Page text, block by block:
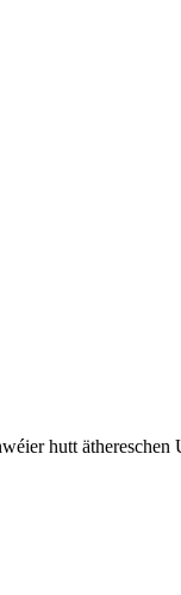
hutt äthereschen